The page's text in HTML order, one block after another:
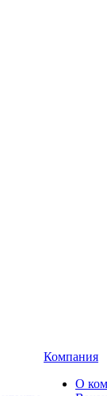
Компания
О